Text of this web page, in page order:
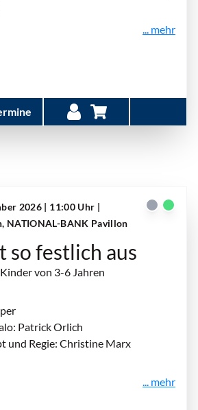
... mehr
2026 | 11:00 Uhr |
NATIONAL-BANK Pavillon
so festlich aus
von 3-6 Jahren
Patrick Orlich
und Regie: Christine Marx
... mehr